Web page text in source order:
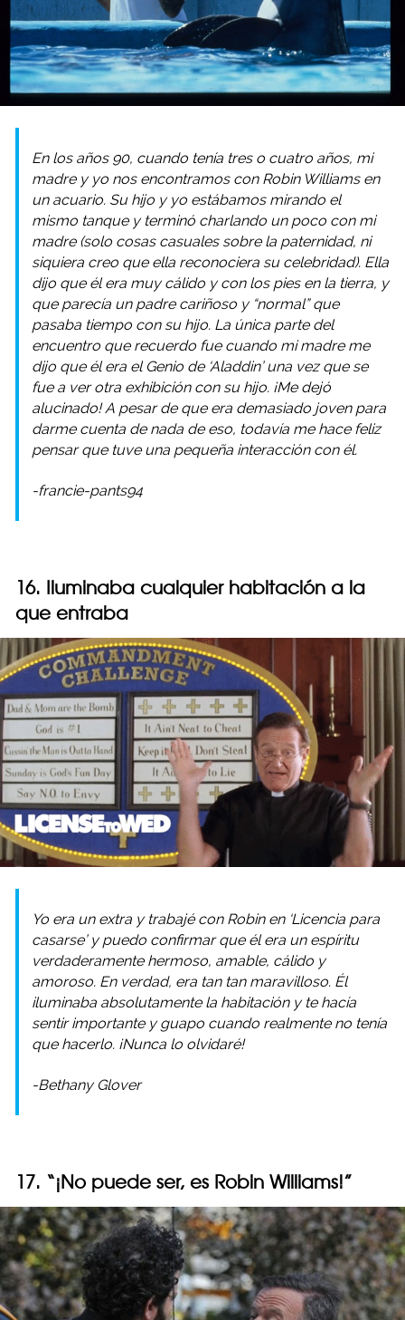
En los años 90, cuando tenía tres o cuatro años, mi
madre y yo nos encontramos con Robin Williams en
un acuario. Su hijo y yo estábamos mirando el
mismo tanque y terminó charlando un poco con mi
madre (solo cosas casuales sobre la paternidad, ni
siquiera creo que ella reconociera su celebridad). Ella
dijo que él era muy cálido y con los pies en la tierra, y
que parecía un padre cariñoso y “normal” que
pasaba tiempo con su hijo. La única parte del
encuentro que recuerdo fue cuando mi madre me
dijo que él era el Genio de ‘Aladdin’ una vez que se
fue a ver otra exhibición con su hijo. ¡Me dejó
alucinado! A pesar de que era demasiado joven para
darme cuenta de nada de eso, todavía me hace feliz
pensar que tuve una pequeña interacción con él.
-francie-pants94
16. Iluminaba cualquier habitación a la
que entraba
Yo era un extra y trabajé con Robin en ‘Licencia para
casarse’ y puedo confirmar que él era un espíritu
verdaderamente hermoso, amable, cálido y
amoroso. En verdad, era tan tan maravilloso. Él
iluminaba absolutamente la habitación y te hacía
sentir importante y guapo cuando realmente no tenía
que hacerlo. ¡Nunca lo olvidaré!
-Bethany Glover
17. “¡No puede ser, es Robin Williams!”